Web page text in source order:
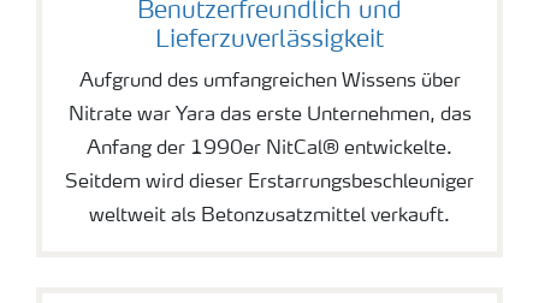
Benutzerfreundlich und
Lieferzuverlässigkeit
Aufgrund des umfangreichen Wissens über
Nitrate war Yara das erste Unternehmen, das
Anfang der 1990er NitCal® entwickelte.
Seitdem wird dieser Erstarrungsbeschleuniger
weltweit als Betonzusatzmittel verkauft.